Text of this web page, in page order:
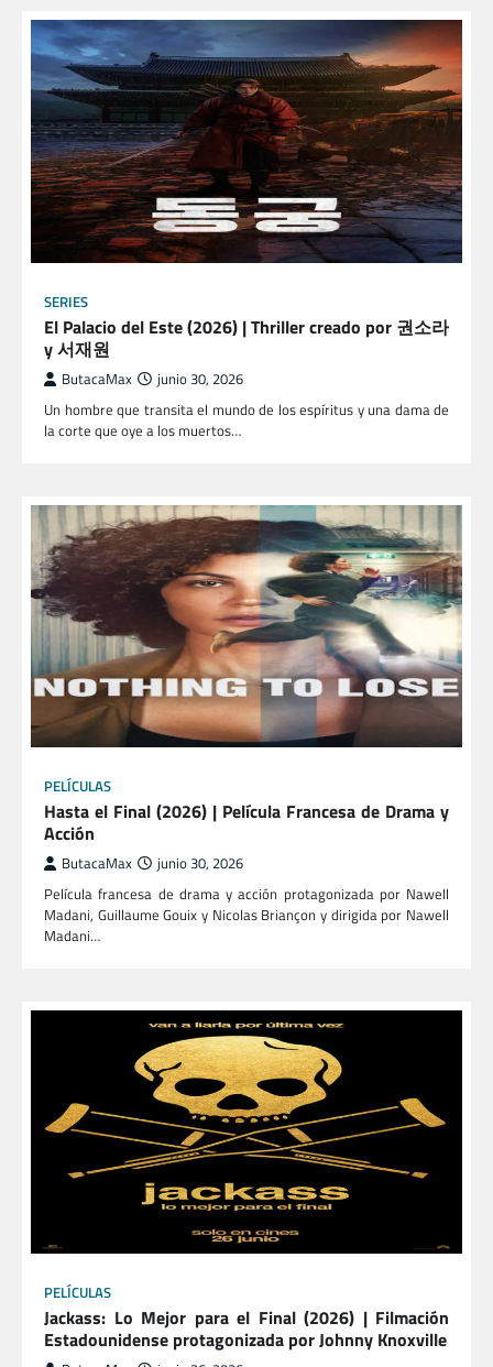
SERIES
El Palacio del Este (2026) | Thriller creado por 권소라
y 서재원
ButacaMax junio 30, 2026
Un hombre que transita el mundo de los espíritus y una dama de
la corte que oye a los muertos…
PELÍCULAS
Hasta el Final (2026) | Película Francesa de Drama y
Acción
ButacaMax junio 30, 2026
Película francesa de drama y acción protagonizada por Nawell
Madani, Guillaume Gouix y Nicolas Briançon y dirigida por Nawell
Madani…
PELÍCULAS
Jackass: Lo Mejor para el Final (2026) | Filmación
Estadounidense protagonizada por Johnny Knoxville